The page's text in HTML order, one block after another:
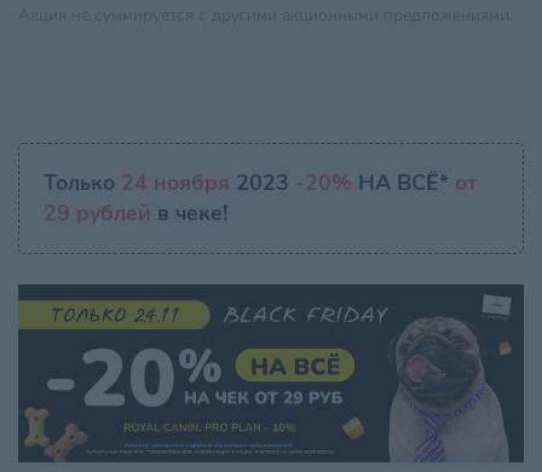
Только 24 ноября 2023 -20% НА ВСЁ* от
29 рублей в чеке!